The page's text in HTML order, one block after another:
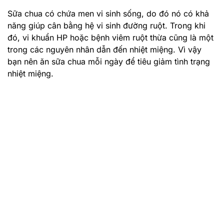
Sữa chua có chứa men vi sinh sống, do đó nó có khả
năng giúp cân bằng hệ vi sinh đường ruột. Trong khi
đó, vi khuẩn HP hoặc bệnh viêm ruột thừa cũng là một
trong các nguyên nhân dẫn đến nhiệt miệng. Vì vậy
bạn nên ăn sữa chua mỗi ngày để tiêu giảm tình trạng
nhiệt miệng.